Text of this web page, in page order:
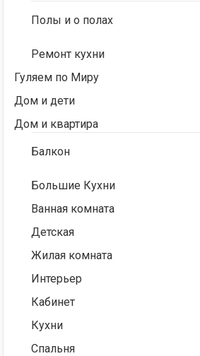
Полы и о полах
Ремонт кухни
Гуляем по Миру
Дом и дети
Дом и квартира
Балкон
Большие Кухни
Ванная комната
Детская
Жилая комната
Интерьер
Кабинет
Кухни
Спальня